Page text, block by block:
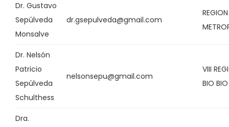
Dr. Gustavo
Sepúlveda
Monsalve
dr.gsepulveda@gmail.com
REGION
Dr. Nelsón
Patricio
Sepúlveda
Schulthess
nelsonsepu@gmail.com
VIII
BIO BIO
Dra.